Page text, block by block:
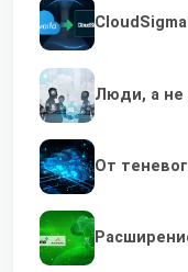
Люди, а не
От